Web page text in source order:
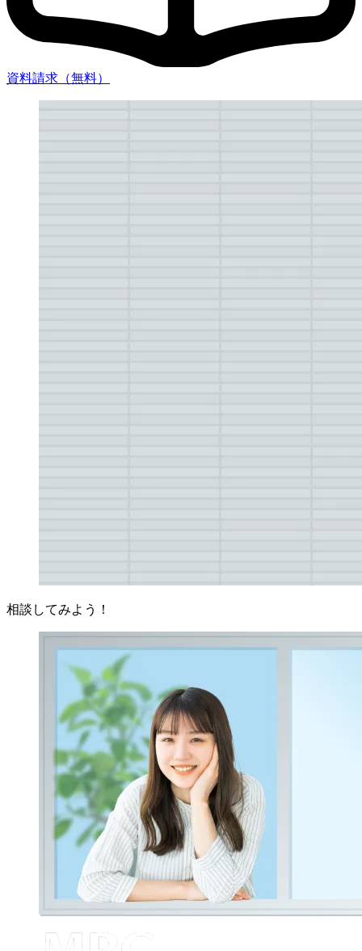
資料請求（無料）
相談してみよう！